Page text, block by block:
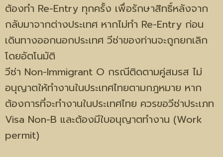
ต้องทำ Re-Entry ทุกครั้ง เพื่อรักษาสิทธิ์หลังจาก
กลับมาจากต่างประเทศ หากไม่ทำ Re-Entry ก่อน
เดินทางออกนอกประเทศ วีซ่าของท่านจะถูกยกเลิก
โดยอัตโนมัติ
วีซ่า Non-Immigrant O กรณีติดตามคู่สมรส ไม่
อนุญาตให้ทำงานในประเทศไทยตามกฎหมาย หาก
ต้องการที่จะทำงานในประเทศไทย ควรขอวีซ่าประเภท
Visa Non-B และต้องมีใบอนุญาตทำงาน (Work
permit)